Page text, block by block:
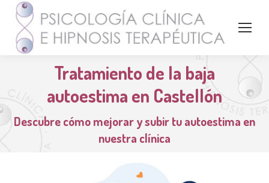
Tratamiento de la baja
autoestima en Castellón
Descubre cómo mejorar y subir tu autoestima en
nuestra clínica